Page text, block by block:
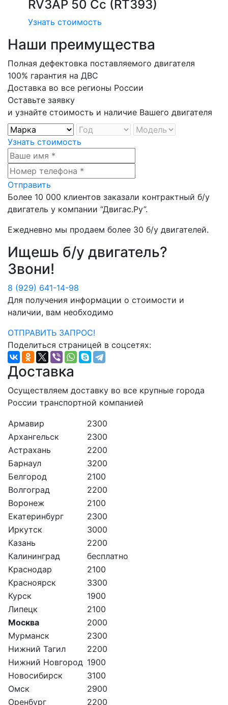
RV3AP 50 Cc (RT393)
Узнать стоимость
Наши преимущества
Полная дефектовка поставляемого двигателя
100% гарантия на ДВС
Доставка во все регионы России
Оставьте заявку
и узнайте стоимость и наличие Вашего двигателя
Узнать стоимость
Отправить
Более 10 000 клиентов заказали контрактный б/у
двигатель у компании “Двигас.Ру”.
Ежедневно мы продаем более 30 б/у двигателей.
Ищешь б/у двигатель?
Звони!
8 (929) 641-14-98
Для получения информации о стоимости и
наличии, вам необходимо
ОТПРАВИТЬ ЗАПРОС!
Поделиться страницей в соцсетях:
Доставка
Осуществляем доставку во все крупные города
России транспортной компанией
Армавир
2300
Архангельск
2300
Астрахань
2200
Барнаул
3200
Белгород
2100
Волгоград
2200
Воронеж
2100
Екатеринбург
2300
Иркутск
3000
Казань
2200
Калининград
бесплатно
Краснодар
2100
Красноярск
3300
Курск
1900
Липецк
2100
Москва
2000
Мурманск
2300
Нижний Тагил
2200
Нижний Новгород 1900
Новосибирск
3100
Омск
2900
Оренбург
2200